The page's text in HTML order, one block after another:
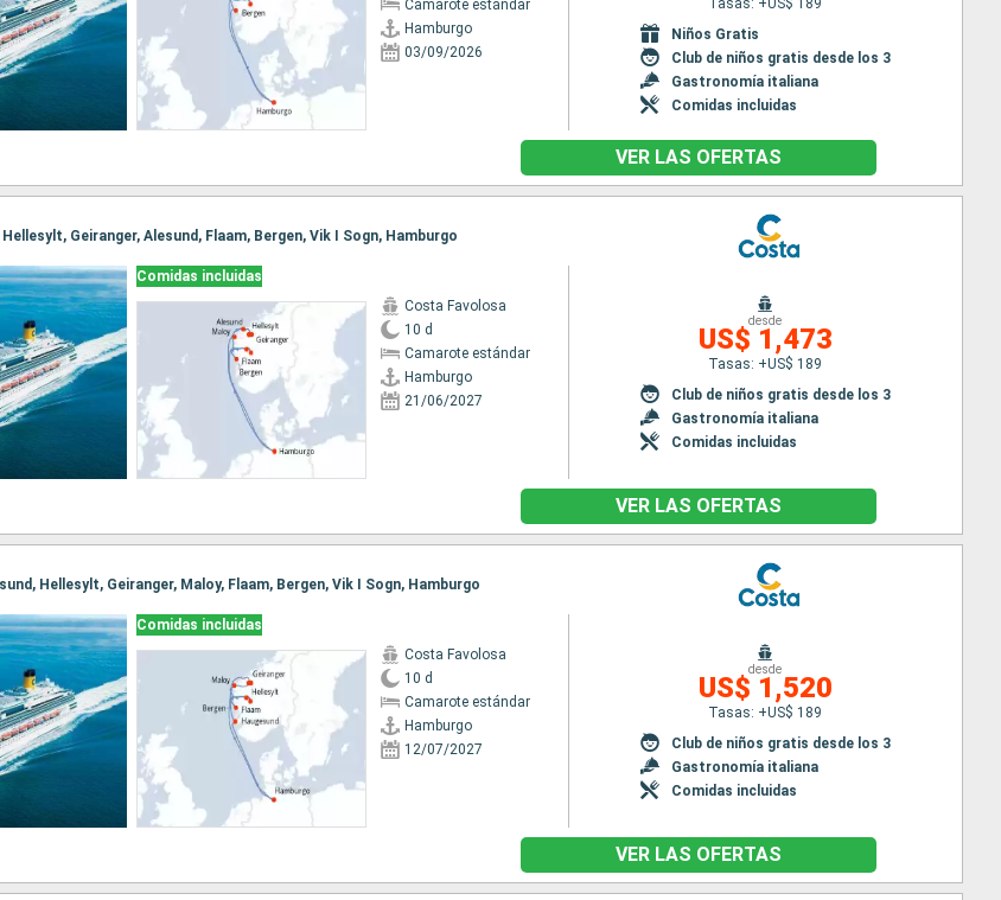
Camarote estándar
Hamburgo
03/09/2026
Niños Gratis
Club de niños gratis desde los 3
Gastronomía italiana
Comidas incluidas
VER LAS OFERTAS
Geiranger, Alesund, Flaam, Bergen, Vik I Sogn, Hamburgo
Comidas incluidas
Costa Favolosa
10 d
Camarote estándar
Hamburgo
21/06/2027
desde
US$ 1,473
Tasas: +US$ 189
Club de niños gratis desde los 3
Gastronomía italiana
Comidas incluidas
VER LAS OFERTAS
Hellesylt, Geiranger, Maloy, Flaam, Bergen, Vik I Sogn, Hamburgo
Comidas incluidas
Costa Favolosa
10 d
Camarote estándar
Hamburgo
12/07/2027
desde
US$ 1,520
Tasas: +US$ 189
Club de niños gratis desde los 3
Gastronomía italiana
Comidas incluidas
VER LAS OFERTAS